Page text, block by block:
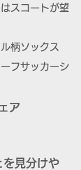
スコートが望
柄ソックス
フサッカーシ
ア
を見分けや